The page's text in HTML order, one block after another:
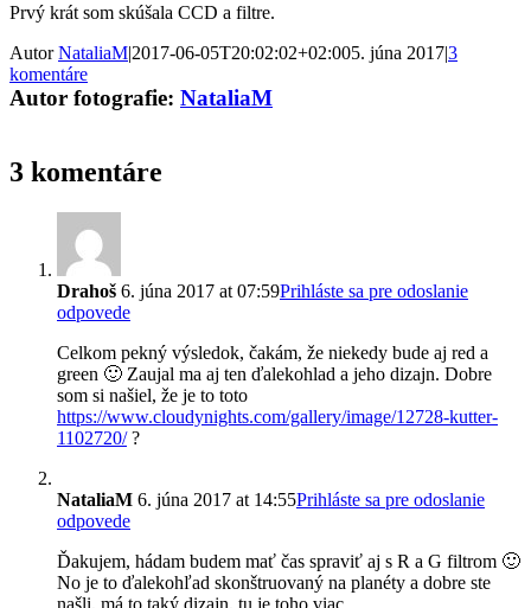
Prvý krát som skúšala CCD a filtre.
AutorNataliaM|2017-06-05T20:02:02+02:005. júna 2017|3
komentáre
Autor fotografie: NataliaM
3 komentáre
Drahoš 6. júna 2017 at 07:59Prihláste sa pre odoslanie
odpovede
Celkom pekný výsledok, čakám, že niekedy bude aj red a
green 🙂 Zaujal ma aj ten ďalekohlad a jeho dizajn. Dobre
som si našiel, že je to toto
https://www.cloudynights.com/gallery/image/12728-kutter-
1102720/?
NataliaM 6. júna 2017 at 14:55Prihláste sa pre odoslanie
odpovede
Ďakujem, hádam budem mať čas spraviť aj s R a G filtrom 🙂
No je to ďalekohľad skonštruovaný na planéty a dobre ste
našli, má to taký dizajn, tu je toho viac